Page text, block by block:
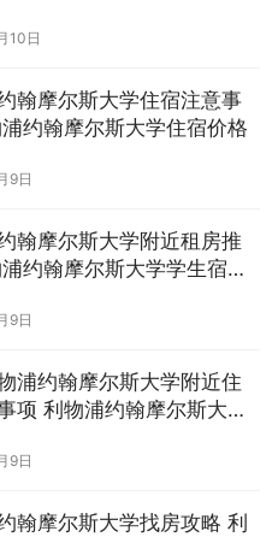
10日
翰摩尔斯大学住宿注意事
约翰摩尔斯大学住宿价格
9日
翰摩尔斯大学附近租房推
约翰摩尔斯大学学生宿舍
9日
浦约翰摩尔斯大学附近住
项 利物浦约翰摩尔斯大学
9日
翰摩尔斯大学找房攻略 利